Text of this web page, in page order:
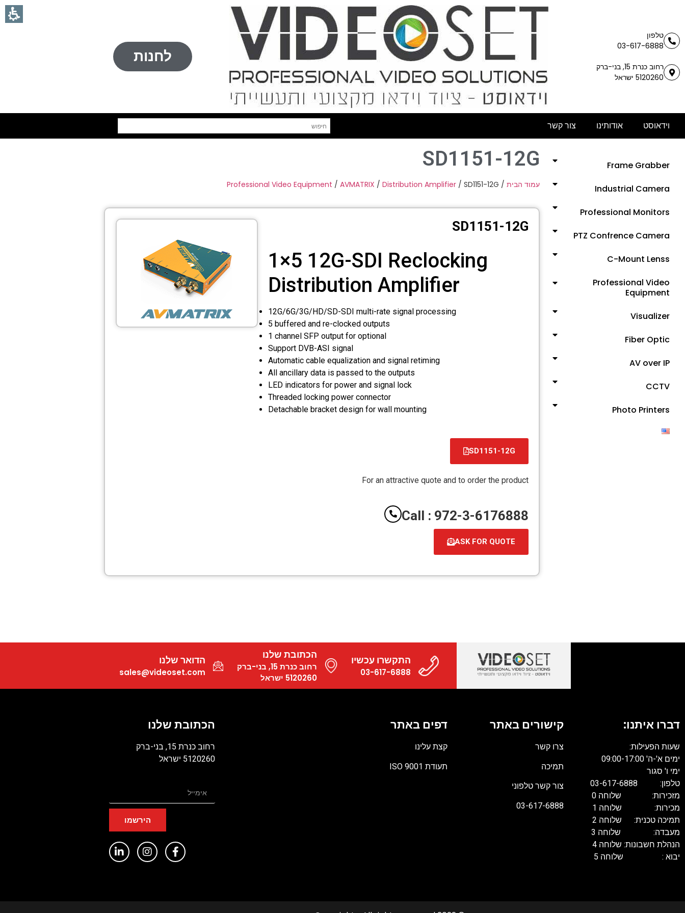
טלפון
03-617-6888
רחוב כנרת 15, בני-ברק
5120260 ישראל
לחנות
וידאוסט אודותינו צור קשר
Frame Grabber
Industrial Camera
Professional Monitors
PTZ Confrence Camera
C-Mount Lenss
Professional Video
Equipment
Visualizer
Fiber Optic
AV over IP
CCTV
Photo Printers
SD1151-12G
עמוד הבית /
Professional Video Equipment / AVMATRIX / Distribution Amplifier / SD1151-12G
SD1151-12G
1×5 12G-SDI Reclocking
Distribution Amplifier
12G/6G/3G/HD/SD-SDI multi-rate signal processing
5 buffered and re-clocked outputs
1 channel SFP output for optional
Support DVB-ASI signal
Automatic cable equalization and signal retiming
All ancillary data is passed to the outputs
LED indicators for power and signal lock
Threaded locking power connector
Detachable bracket design for wall mounting
SD1151-12G
קובץ
PDF
For an attractive quote and to order the product
Call : 972-3-6176888
ASK FOR QUOTE
התקשרו עכשיו
03-617-6888
הכתובת שלנו
רחוב כנרת 15, בני-ברק
5120260 ישראל
הדואר שלנו
sales@videoset.com
דברו איתנו:
שעות הפעילות:
ימים א'-ה' 09:00-17:00
ימי ו' סגור
טלפון: 03-617-6888
מזכירות: שלוחה 0
מכירות: שלוחה 1
תמיכה טכנית: שלוחה 2
מעבדה: שלוחה 3
הנהלת חשבונות: שלוחה 4
יבוא : שלוחה 5
קישורים באתר
צרו קשר
תמיכה
צור קשר טלפוני
03-617-6888
דפים באתר
קצת עלינו
תעודת ISO 9001
הכתובת שלנו
רחוב כנרת 15, בני-ברק
5120260 ישראל
הירשמו